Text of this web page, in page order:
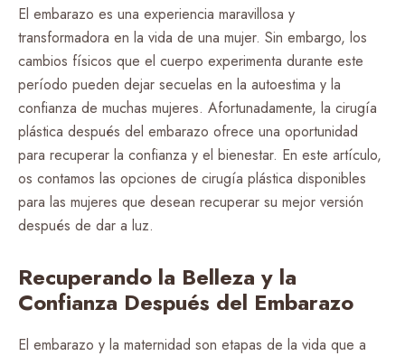
El embarazo es una experiencia maravillosa y
transformadora en la vida de una mujer. Sin embargo, los
cambios físicos que el cuerpo experimenta durante este
período pueden dejar secuelas en la autoestima y la
confianza de muchas mujeres. Afortunadamente, la cirugía
plástica después del embarazo ofrece una oportunidad
para recuperar la confianza y el bienestar. En este artículo,
os contamos las opciones de cirugía plástica disponibles
para las mujeres que desean recuperar su mejor versión
después de dar a luz.
Recuperando la Belleza y la
Confianza Después del Embarazo
El embarazo y la maternidad son etapas de la vida que a